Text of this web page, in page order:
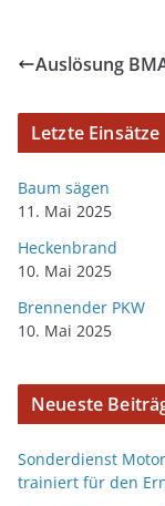
Auslösung
Letzte Einsätze
Baum sägen
11. Mai 2025
Heckenbrand
10. Mai 2025
Brennender PKW
10. Mai 2025
Neueste
Sonderdienst
trainiert für den